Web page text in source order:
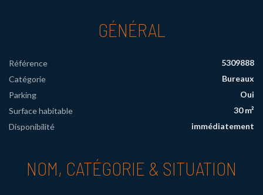
GÉNÉRAL
Référence
5309888
Catégorie
Bureaux
Parking
Oui
Surface habitable
30 m²
Disponibilité
immédiatement
NOM, CATÉGORIE & SITUATION